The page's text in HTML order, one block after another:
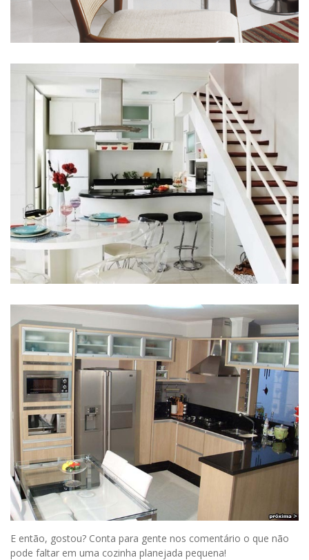
E então, gostou? Conta para gente nos comentário o que não
pode faltar em uma cozinha planejada pequena!